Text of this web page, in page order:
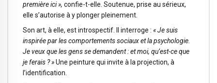
première ici », confie-t-elle. Soutenue, prise au sérieux,
elle s’autorise à y plonger pleinement.
Son art, à elle, est introspectif. Il interroge : « Je suis
inspirée par les comportements sociaux et la psychologie.
Je veux que les gens se demandent : et moi, qu’est-ce que
je ferais ? »Une peinture qui invite à la projection, à
l’identification.